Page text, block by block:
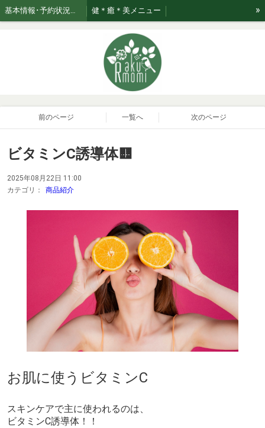
基本情報･予約状況・ページのご案内 健＊癒＊美メニュー
ご案内 セラピスト紹介
»
前のページ 一覧へ 次のページ
ビタミンC誘導体🟨
2025年08月22日 11:00
カテゴリ：
商品紹介
お肌に使うビタミンC
スキンケアで主に使われるのは、
ビタミンC誘導体！！